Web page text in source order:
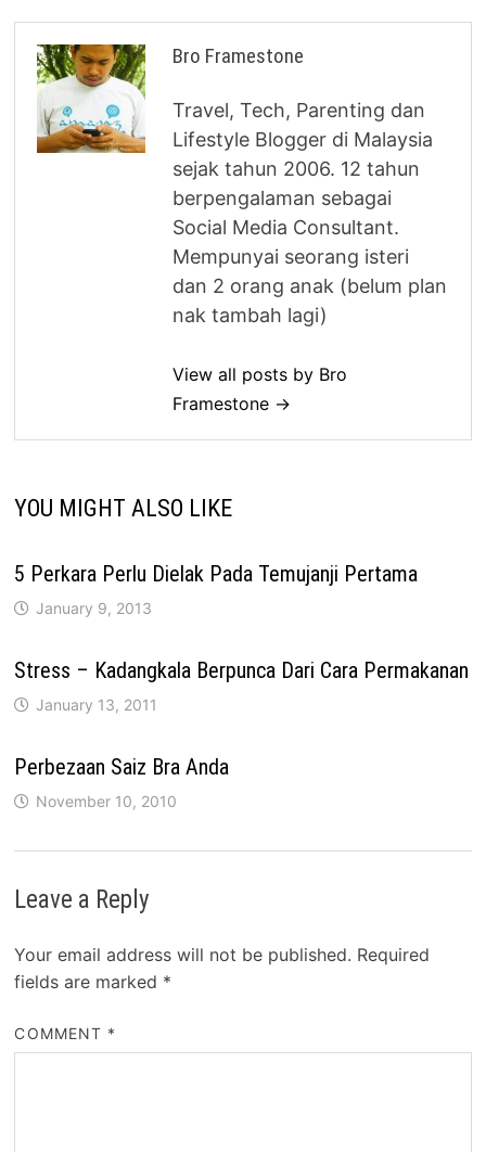
Bro Framestone
Travel, Tech, Parenting dan
Lifestyle Blogger di Malaysia
sejak tahun 2006. 12 tahun
berpengalaman sebagai
Social Media Consultant.
Mempunyai seorang isteri
dan 2 orang anak (belum plan
nak tambah lagi)
View all posts by Bro
Framestone →
YOU MIGHT ALSO LIKE
5 Perkara Perlu Dielak Pada Temujanji Pertama
January 9, 2013
Stress – Kadangkala Berpunca Dari Cara Permakanan
January 13, 2011
Perbezaan Saiz Bra Anda
November 10, 2010
Leave a Reply
Your email address will not be published. Required
fields are marked *
COMMENT *